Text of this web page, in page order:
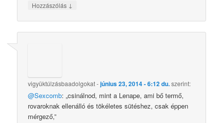
Hozzászólás ↓
vigyüktúlzásbaadolgokat-június 23, 2014 - 6:12 du.szerint:
@Sexcomb: „csinálnod, mint a Lenape, ami bő termő,
rovaroknak ellenálló és tökéletes sütéshez, csak éppen
mérgező,”